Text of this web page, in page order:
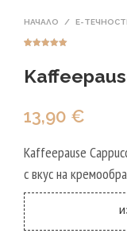
НАЧАЛО / Е-
базирано на
потребителск
13,90 €
Kaffeepause
с вкус на